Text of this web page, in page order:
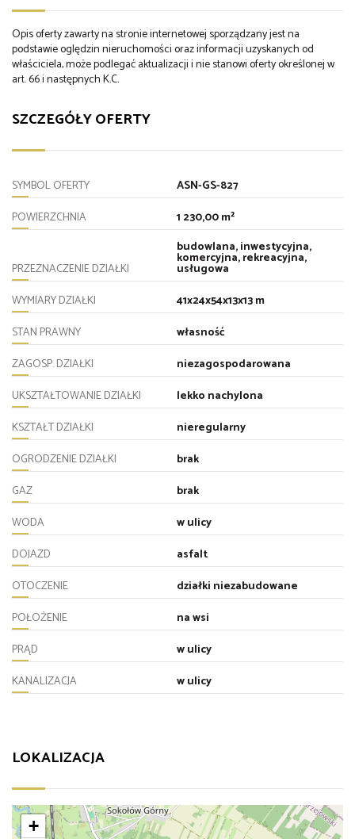
Opis oferty zawarty na stronie internetowej sporządzany jest na
podstawie oględzin nieruchomości oraz informacji uzyskanych od
właściciela, może podlegać aktualizacji i nie stanowi oferty określonej w
art. 66 i następnych K.C.
SZCZEGÓŁY OFERTY
SYMBOL OFERTY
ASN-GS-827
POWIERZCHNIA
1 230,00 m²
PRZEZNACZENIE DZIAŁKI
budowlana, inwestycyjna,
komercyjna, rekreacyjna,
usługowa
WYMIARY DZIAŁKI
41x24x54x13x13 m
STAN PRAWNY
własność
ZAGOSP. DZIAŁKI
niezagospodarowana
UKSZTAŁTOWANIE DZIAŁKI
lekko nachylona
KSZTAŁT DZIAŁKI
nieregularny
OGRODZENIE DZIAŁKI
brak
GAZ
brak
WODA
w ulicy
DOJAZD
asfalt
OTOCZENIE
działki niezabudowane
POŁOŻENIE
na wsi
PRĄD
w ulicy
KANALIZACJA
w ulicy
LOKALIZACJA
+